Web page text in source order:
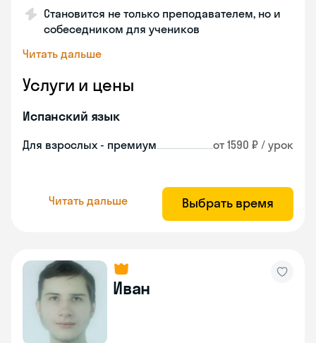
Становится не только преподавателем, но и
собеседником для учеников
Читать дальше
Услуги и цены
Испанский язык
Для взрослых - премиум от 1590 ₽ / урок
Читать дальше Выбрать время
Иван